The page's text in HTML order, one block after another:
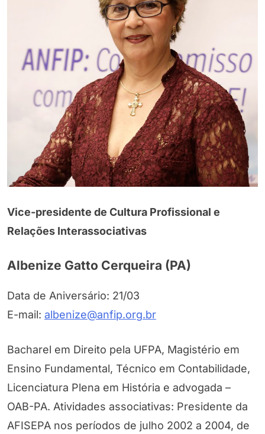
Vice-presidente de Cultura Profissional e
Relações Interassociativas
Albenize Gatto Cerqueira (PA)
Data de Aniversário: 21/03
E-mail: albenize@anfip.org.br
Bacharel em Direito pela UFPA, Magistério em
Ensino Fundamental, Técnico em Contabilidade,
Licenciatura Plena em História e advogada –
OAB-PA. Atividades associativas: Presidente da
AFISEPA nos períodos de julho 2002 a 2004, de